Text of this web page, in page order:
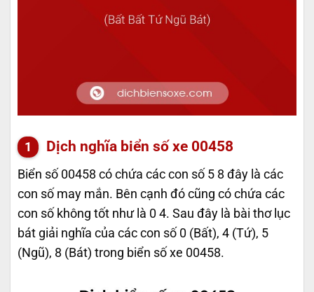
Dịch nghĩa biển số xe 00458
Biển số 00458 có chứa các con số 5 8 đây là các
con số may mắn. Bên cạnh đó cũng có chứa các
con số không tốt như là 0 4. Sau đây là bài thơ lục
bát giải nghĩa của các con số 0 (Bất), 4 (Tứ), 5
(Ngũ), 8 (Bát) trong biển số xe 00458.